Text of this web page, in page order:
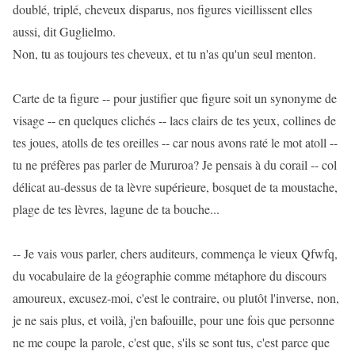
doublé, triplé, cheveux disparus, nos figures vieillissent elles
aussi, dit Guglielmo.
Non, tu as toujours tes cheveux, et tu n'as qu'un seul menton.
Carte de ta figure -- pour justifier que figure soit un synonyme de
visage -- en quelques clichés -- lacs clairs de tes yeux, collines de
tes joues, atolls de tes oreilles -- car nous avons raté le mot atoll --
tu ne préfères pas parler de Mururoa? Je pensais à du corail -- col
délicat au-dessus de ta lèvre supérieure, bosquet de ta moustache,
plage de tes lèvres, lagune de ta bouche...
-- Je vais vous parler, chers auditeurs, commença le vieux Qfwfq,
du vocabulaire de la géographie comme métaphore du discours
amoureux, excusez-moi, c'est le contraire, ou plutôt l'inverse, non,
je ne sais plus, et voilà, j'en bafouille, pour une fois que personne
ne me coupe la parole, c'est que, s'ils se sont tus, c'est parce que